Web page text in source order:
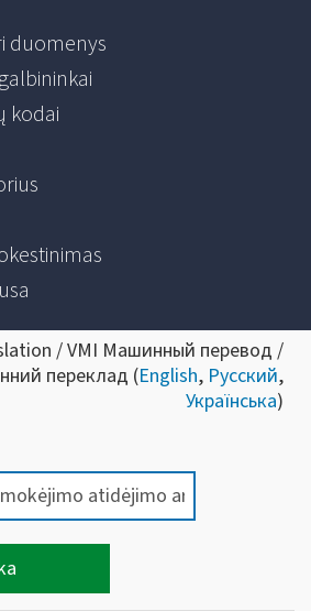
duomenys
kodai
/ VMI Машинный перевод /
переклад (English, Русский,
Українська)